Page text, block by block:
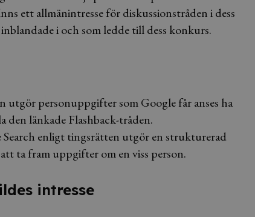
ett allmänintresse för diskussionstråden i dess
i och som ledde till dess konkurs.
personuppgifter som Google får anses ha
länkade Flashback-tråden.
enligt tingsrätten utgör en strukturerad
ta fram uppgifter om en viss person.
intresse